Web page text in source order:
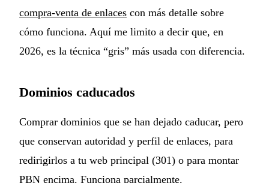
compra-venta de enlaces con más detalle sobre
cómo funciona. Aquí me limito a decir que, en
2026, es la técnica “gris” más usada con diferencia.
Dominios caducados
Comprar dominios que se han dejado caducar, pero
que conservan autoridad y perfil de enlaces, para
redirigirlos a tu web principal (301) o para montar
PBN encima. Funciona parcialmente.